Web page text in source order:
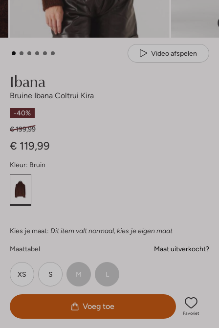
Video afspelen
Ibana
Bruine Ibana Coltrui Kira
-40%
€ 199,99
€ 119,99
Kleur: Bruin
Kies je maat: Dit item valt normaal, kies je eigen maat
Maattabel Maat uitverkocht?
XS S M L
Voeg toe
Favoriet